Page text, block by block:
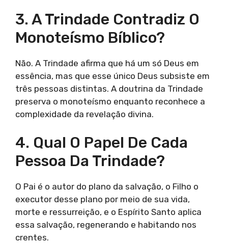
3. A Trindade Contradiz O
Monoteísmo Bíblico?
Não. A Trindade afirma que há um só Deus em
essência, mas que esse único Deus subsiste em
três pessoas distintas. A doutrina da Trindade
preserva o monoteísmo enquanto reconhece a
complexidade da revelação divina.
4. Qual O Papel De Cada
Pessoa Da Trindade?
O Pai é o autor do plano da salvação, o Filho o
executor desse plano por meio de sua vida,
morte e ressurreição, e o Espírito Santo aplica
essa salvação, regenerando e habitando nos
crentes.